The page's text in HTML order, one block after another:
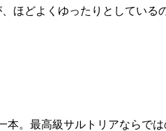
ほどよくゆったりとしている
。最高級サルトリアならで